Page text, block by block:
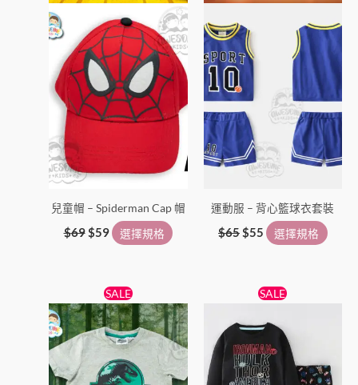
兒童帽 – Spiderman Cap 帽
$69 $59 選擇規格
產
品
頁
面
擇
選
項
運動服 – 背心籃球衣套裝
$65$55 選擇規格
產
品
頁
面
選
選
項
SALE
始
價
格：
$50。
目
前
價
格：
$45。
產
品
有
多
SALE
格：
$55。
目
前
格：
$49。
多